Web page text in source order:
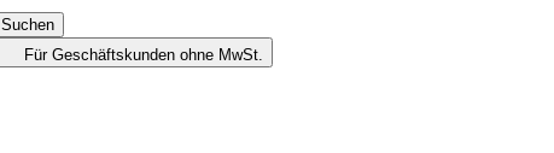
Suchen
Für Geschäftskunden ohne MwSt.